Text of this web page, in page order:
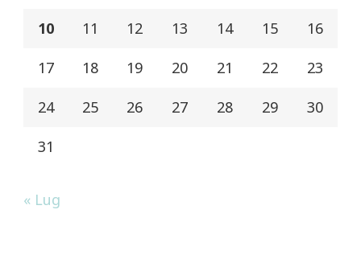
10 11 12 13 14 15 16
17 18 19 20 21 22 23
24 25 26 27 28 29 30
31
« Lug